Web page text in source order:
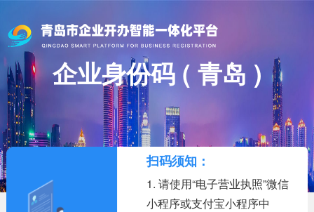
企业身份码 ( 青岛 )
扫码须知：
1. 请使用“电子营业执照”微信
小程序或支付宝小程序中